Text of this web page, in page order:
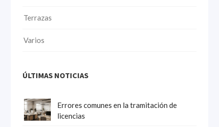
Terrazas
Varios
ÚLTIMAS NOTICIAS
Errores comunes en la tramitación de
licencias